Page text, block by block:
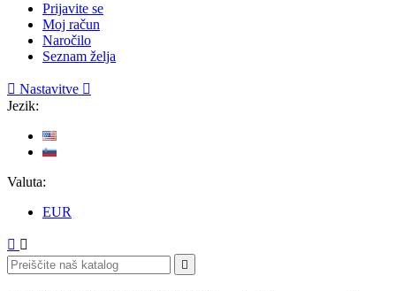
Prijavite se
Moj račun
Naročilo
Seznam želja
 Nastavitve 
Jezik:
Valuta:
EUR
 
